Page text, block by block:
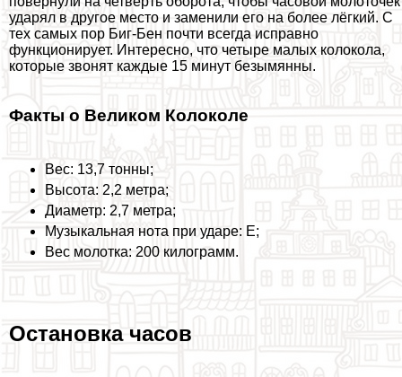
ударял в другое место и заменили его на более лёгкий. С
тех самых пор Биг-Бен почти всегда исправно
функционирует. Интересно, что четыре малых колокола,
которые звонят каждые 15 минут безымянны.
Факты о Великом Колоколе
Вес: 13,7 тонны;
Высота: 2,2 метра;
Диаметр: 2,7 метра;
Музыкальная нота при ударе: E;
Вес молотка: 200 килограмм.
Остановка часов